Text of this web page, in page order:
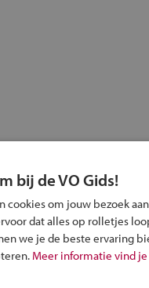
bij de VO Gids!
cookies om jouw bezoek
dat alles op rolletjes
we je de beste ervaring
Meer informatie vind